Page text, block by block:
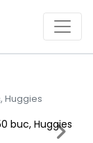
Huggies
Next